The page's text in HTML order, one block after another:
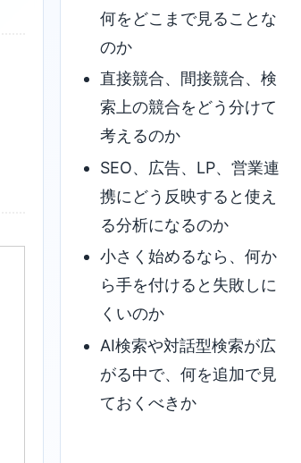
何をどこまで見ることな
のか
直接競合、間接競合、検
索上の競合をどう分けて
考えるのか
SEO、広告、LP、営業連
携にどう反映すると使え
る分析になるのか
小さく始めるなら、何か
ら手を付けると失敗しに
くいのか
AI検索や対話型検索が広
がる中で、何を追加で見
ておくべきか